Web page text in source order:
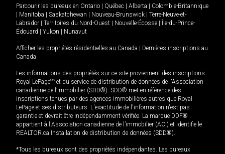
Parcourir les bureaux en Ontario Québec Alberta
Colombie-Britannique
Manitoba Saskatchewan Nouveau-Brunswick
Terre-Neuve-et-
Labrador
Territoires du Nord-Ouest Nouvelle-Écosse
Île-du-Prince-
Édouard
Yukon Nunavut
Afficher les propriétés résidentielles au Canada
Dernières inscriptions au
Canada
Les informations des propriétés sur ce site proviennent des inscriptions
Royal LePageMD et du service de distribution de données de l'Association
canadienne de l’immobilier (SDD®). SDD® met en référence des
inscriptions tenues par des agences immobilières autres que Royal
LePage et ses distributeurs. L'exactitude de l'information n'est pas
garantie et devrait être indépendamment vérifiée. La marque DDF®
appartient à l'Association canadienne de l’immobilier (ACI) et identifie le
REALTOR.ca Installation de distribution de données (SDD®).
*Tous les bureaux sont des propriétés indépendantes. Les bureaux